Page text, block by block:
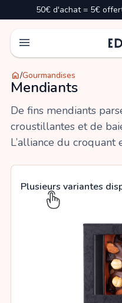
50€ d'achat = 5€
menu
home/Gourmandises
Mendiants
De fins mendiants
croustillantes et de
L’alliance du croquant
Plusieurs variantes